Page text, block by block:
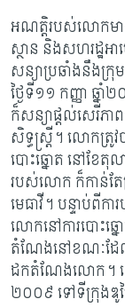
អណត្តិរបស់លោកមា
ស្ថាន និងសហរដ្ឋ​អ
សន្យាប្រឆាំងនឹងក្រុម​
ថ្ងៃទី១១ កញ្ញា ឆ្ន
ក៏​សន្យាផ្តល់សេរីភា
សិទ្ធស្រ្តី។ លោកត្រូវ​
បោះឆ្នោត នៅខែ
របស់លោក ក៏កាន់តែ
មេធាវី។​ បន្ទាប់ពី
លោកនៅការបោះឆ្
តំណែងនៅខណៈដែល
ដកតំណែងលោក។ លោក
២០០៩ ទៅទីក្រុងឌូ